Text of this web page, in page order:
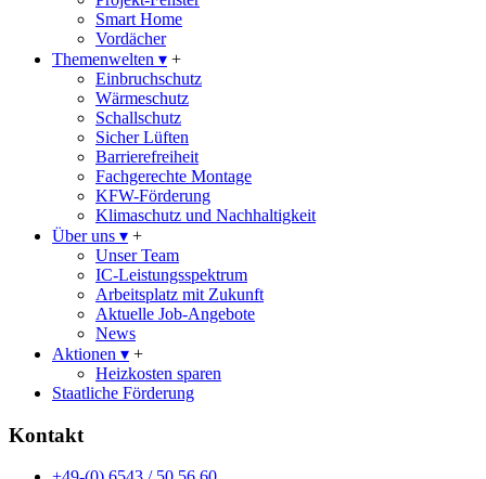
Smart Home
Vordächer
Themenwelten ▾ +
Einbruchschutz
Wärmeschutz
Schallschutz
Sicher Lüften
Barrierefreiheit
Fachgerechte Montage
KFW-Förderung
Klimaschutz und Nachhaltigkeit
Über uns ▾ +
Unser Team
IC-Leistungsspektrum
Arbeitsplatz mit Zukunft
Aktuelle Job-Angebote
News
Aktionen ▾ +
Heizkosten sparen
Staatliche Förderung
Kontakt